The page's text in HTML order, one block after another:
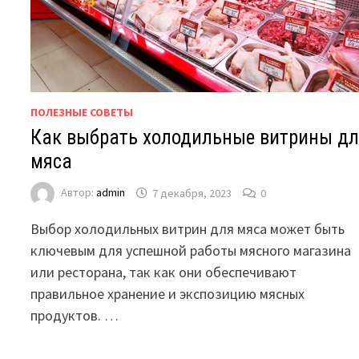
ПОЛЕЗНЫЕ СОВЕТЫ
Как выбрать холодильные витрины
мяса
Автор:admin 7 декабря, 2023 0
Выбор холодильных витрин для мяса может быть
ключевым для успешной работы мясного магазина
или ресторана, так как они обеспечивают
правильное хранение и экспозицию мясных
продуктов. …